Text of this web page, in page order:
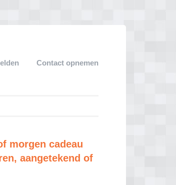
Contact opnemen
morgen cadeau
aangetekend of